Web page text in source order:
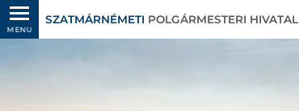
MENU
SZATMÁRNÉMETI POLGÁRMESTERI HIVATAL